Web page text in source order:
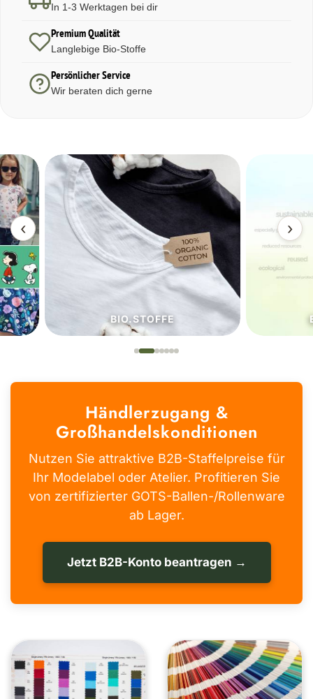
In 1-3 Werktagen bei dir
Premium Qualität
Langlebige Bio-Stoffe
Persönlicher Service
Wir beraten dich gerne
‹
BIO.STOFFE
›
Händlerzugang &
Großhandelskonditionen
Nutzen Sie attraktive B2B-Staffelpreise für
Ihr Modelabel oder Atelier. Profitieren Sie
von zertifizierter GOTS-Ballen-/Rollenware
ab Lager.
Jetzt B2B-Konto beantragen →